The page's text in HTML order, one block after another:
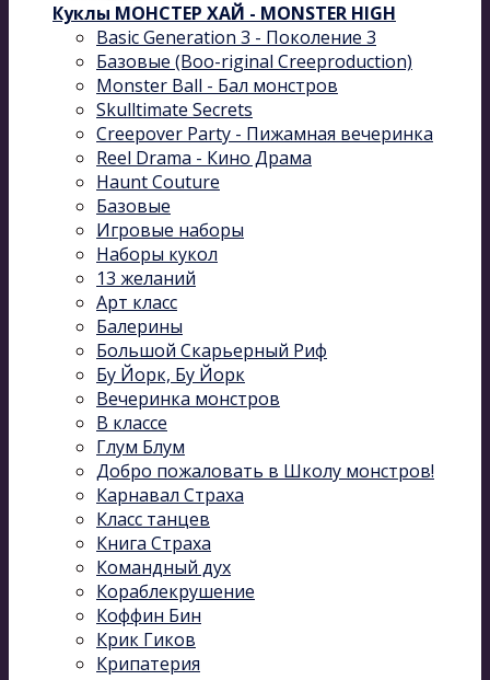
Куклы МОНСТЕР ХАЙ - MONSTER HIGH
Basic Generation 3 - Поколение 3
Базовые (Boo-riginal Creeproduction)
Monster Ball - Бал монстров
Skulltimate Secrets
Creepover Party - Пижамная вечеринка
Reel Drama - Кино Драма
Haunt Couture
Базовые
Игровые наборы
Наборы кукол
13 желаний
Арт класс
Балерины
Большой Скарьерный Риф
Бу Йорк, Бу Йорк
Вечеринка монстров
В классе
Глум Блум
Добро пожаловать в Школу монстров!
Карнавал Cтраха
Класс танцев
Книга Страха
Командный дух
Кораблекрушение
Коффин Бин
Крик Гиков
Крипатерия